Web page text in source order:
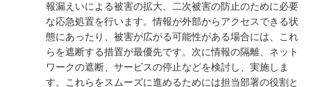
報漏えいによる被害の拡大、二次被害の防止のために必要
な応急処置を行います。情報が外部からアクセスできる状
態にあったり、被害が広がる可能性がある場合には、これ
らを遮断する措置が最優先です。次に情報の隔離、ネット
ワークの遮断、サービスの停止などを検討し、実施しま
す。これらをスムーズに進めるためには担当部署の役割と